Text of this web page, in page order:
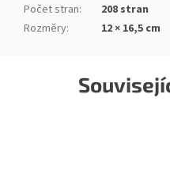
Počet stran:
208 stran
Rozměry: 12 × 16,5 cm